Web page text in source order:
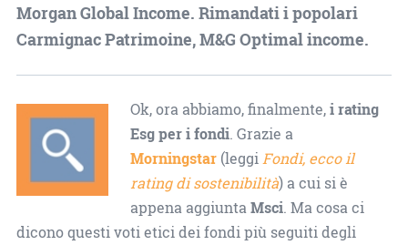
Morgan Global Income. Rimandati i popolari
Carmignac Patrimoine, M&G Optimal income.
Ok, ora abbiamo, finalmente,i rating
Esg per i fondi. Grazie a
Morningstar(leggiFondi, ecco il
rating di sostenibilità) a cui si è
appena aggiuntaMsci. Ma cosa ci
dicono questi voti etici dei fondi più seguiti degli